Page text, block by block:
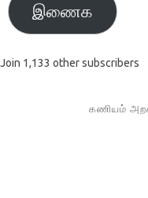
இணைக
Join 1,133 other subscribers
கணியம்